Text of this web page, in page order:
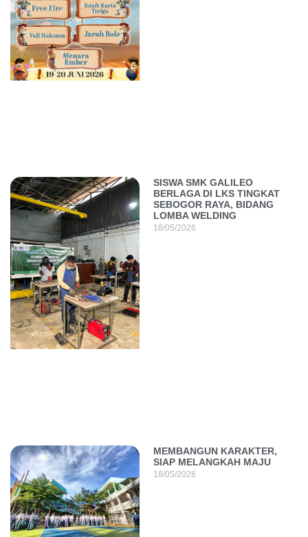
SISWA SMK GALILEO
BERLAGA DI LKS TINGKAT
SEBOGOR RAYA, BIDANG
LOMBA WELDING
18/05/2026
MEMBANGUN KARAKTER,
SIAP MELANGKAH MAJU
18/05/2026